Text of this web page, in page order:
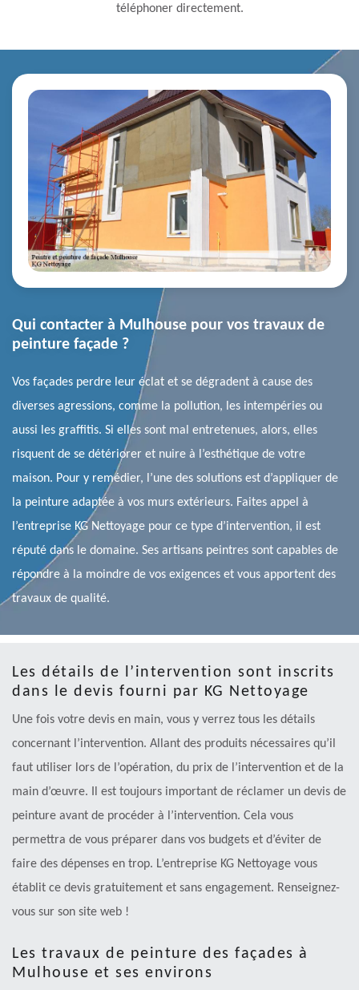
téléphoner directement.
Qui contacter à Mulhouse pour vos travaux de
peinture façade ?
Vos façades perdre leur éclat et se dégradent à cause des
diverses agressions, comme la pollution, les intempéries ou
aussi les graffitis. Si elles sont mal entretenues, alors, elles
risquent de se détériorer et nuire à l’esthétique de votre
maison. Pour y remédier, l’une des solutions est d’appliquer de
la peinture adaptée à vos murs extérieurs. Faites appel à
l’entreprise KG Nettoyage pour ce type d’intervention, il est
réputé dans le domaine. Ses artisans peintres sont capables de
répondre à la moindre de vos exigences et vous apportent des
travaux de qualité.
Les détails de l’intervention sont inscrits
dans le devis fourni par KG Nettoyage
Une fois votre devis en main, vous y verrez tous les détails
concernant l’intervention. Allant des produits nécessaires qu’il
faut utiliser lors de l’opération, du prix de l’intervention et de la
main d’œuvre. Il est toujours important de réclamer un devis de
peinture avant de procéder à l’intervention. Cela vous
permettra de vous préparer dans vos budgets et d’éviter de
faire des dépenses en trop. L’entreprise KG Nettoyage vous
établit ce devis gratuitement et sans engagement. Renseignez-
vous sur son site web !
Les travaux de peinture des façades à
Mulhouse et ses environs